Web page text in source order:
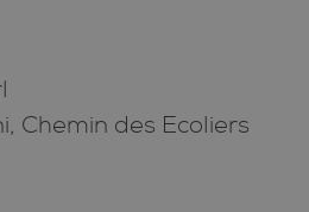
Chemin des Ecoliers